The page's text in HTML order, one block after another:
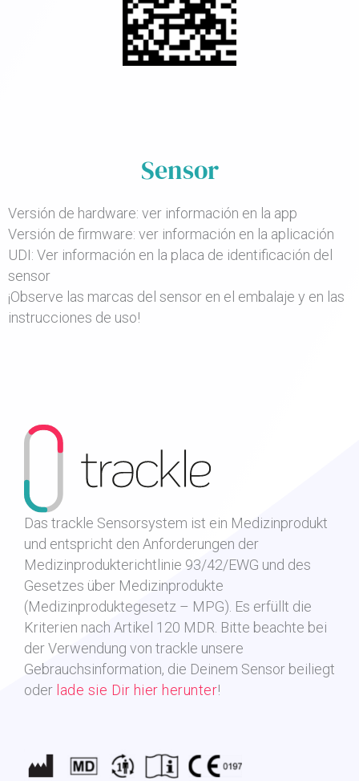
Sensor
Versión de hardware: ver información en la app
Versión de firmware: ver información en la aplicación
UDI: Ver información en la placa de identificación del
sensor
¡Observe las marcas del sensor en el embalaje y en las
instrucciones de uso!
Das trackle Sensorsystem ist ein Medizinprodukt
und entspricht den Anforderungen der
Medizinprodukterichtlinie 93/42/EWG und des
Gesetzes über Medizinprodukte
(Medizinproduktegesetz – MPG). Es erfüllt die
Kriterien nach Artikel 120 MDR. Bitte beachte bei
der Verwendung von trackle unsere
Gebrauchsinformation, die Deinem Sensor beiliegt
oder lade sie Dir hier herunter!